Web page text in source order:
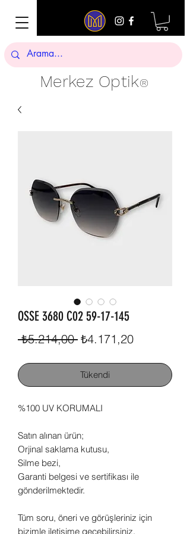
Merkez Optik®
OSSE 3680 C02 59-17-145
₺5.214,00 Normal
₺4.171,20İndirimli
Tükendi
%100 UV KORUMALI
Satın alınan ürün;
Orjinal saklama kutusu,
Silme bezi,
Garanti belgesi ve sertifikası ile
gönderilmektedir.
Tüm soru, öneri ve görüşleriniz için
bizimle iletişime geçebilirsiniz.